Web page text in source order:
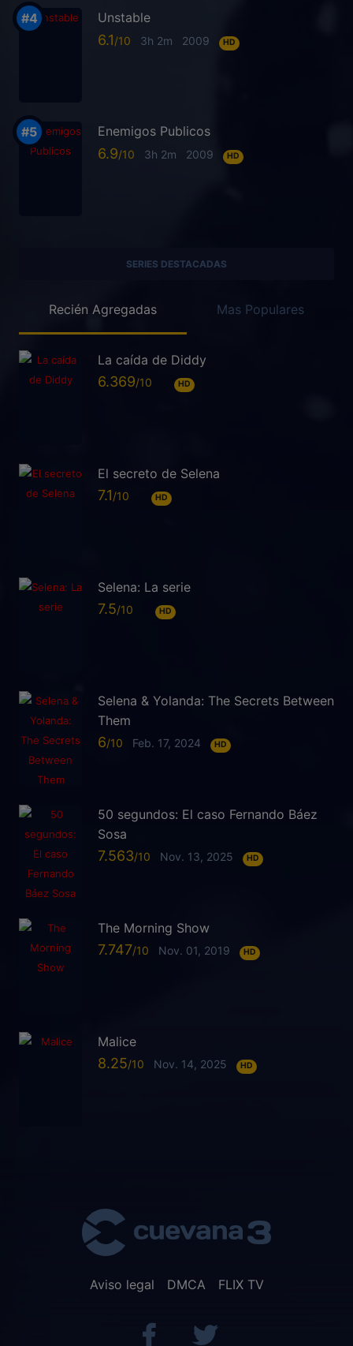
Unstable
6.1 3h 2m 2009 HD
Enemigos Publicos
6.9 3h 2m 2009 HD
SERIES DESTACADAS
Recién Agregadas Mas Populares
La caída de Diddy
6.369 HD
El secreto de Selena
7.1 HD
Selena: La serie
7.5 HD
Selena & Yolanda: The Secrets Between
Them
6 Feb. 17, 2024 HD
50 segundos: El caso Fernando Báez
Sosa
7.563 Nov. 13, 2025 HD
The Morning Show
7.747 Nov. 01, 2019 HD
Malice
8.25 Nov. 14, 2025 HD
Aviso legal DMCA FLIX TV